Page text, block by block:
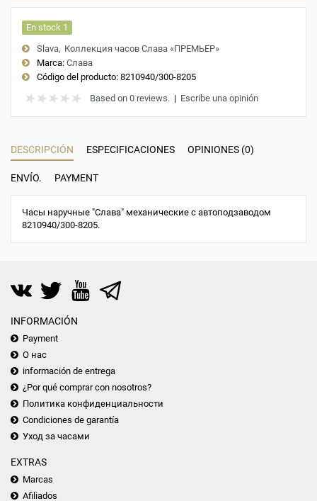
En stock 1
Slava Коллекция часов Слава «ПРЕМЬЕР»
Marca: Слава
Código del producto: 8210940/300-8205
Based on 0 reviews. | Escribe una opinión
DESCRIPCIÓN ESPECIFICACIONES OPINIONES (0)
ENVÍO. PAYMENT
Часы наручные "Слава" механические с автоподзаводом
8210940/300-8205.
INFORMACIÓN
Payment
О нас
información de entrega
¿Por qué comprar con nosotros?
Политика конфиденциальности
Condiciones de garantía
Уход за часами
EXTRAS
Marcas
Afiliados